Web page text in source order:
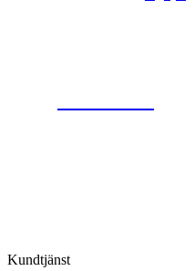
Kundtjänst